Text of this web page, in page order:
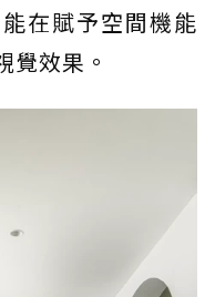
在賦予空間機能
覺效果。